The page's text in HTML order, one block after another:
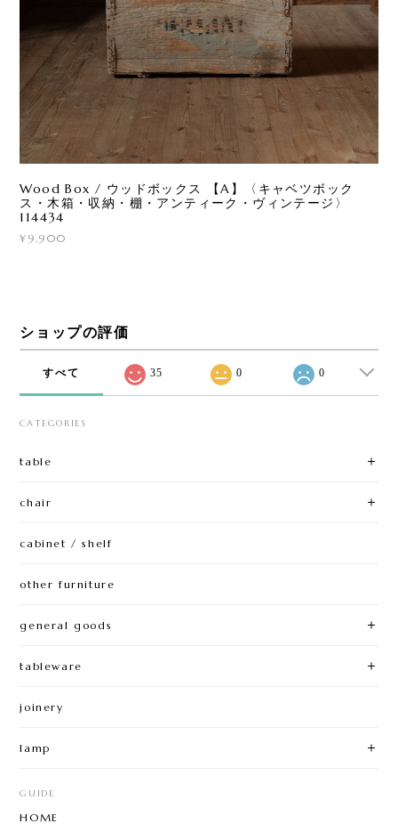
Wood Box / ウッドボックス 【A】〈キャベツボック
ス・木箱・収納・棚・アンティーク・ヴィンテージ〉
114434
¥9,900
ショップの評価
すべて 35 0 0
CATEGORIES
table
chair
cabinet / shelf
other furniture
general goods
tableware
joinery
lamp
GUIDE
HOME